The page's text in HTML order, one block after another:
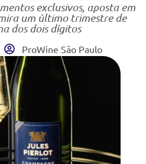
exclusivos, aposta em
um último trimestre de
dos dois dígitos
ProWine São Paulo